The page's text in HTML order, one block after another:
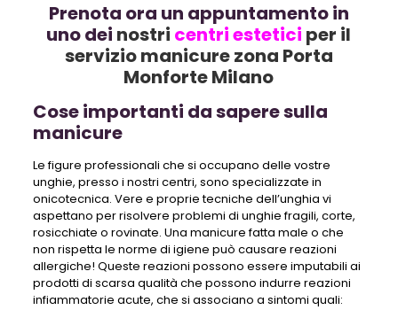
Prenota ora un appuntamento in
uno dei nostri centri estetici per il
servizio manicure zona Porta
Monforte Milano
Cose importanti da sapere sulla
manicure
Le figure professionali che si occupano delle vostre
unghie, presso i nostri centri, sono specializzate in
onicotecnica. Vere e proprie tecniche dell’unghia vi
aspettano per risolvere problemi di unghie fragili, corte,
rosicchiate o rovinate. Una manicure fatta male o che
non rispetta le norme di igiene può causare reazioni
allergiche! Queste reazioni possono essere imputabili ai
prodotti di scarsa qualità che possono indurre reazioni
infiammatorie acute, che si associano a sintomi quali: